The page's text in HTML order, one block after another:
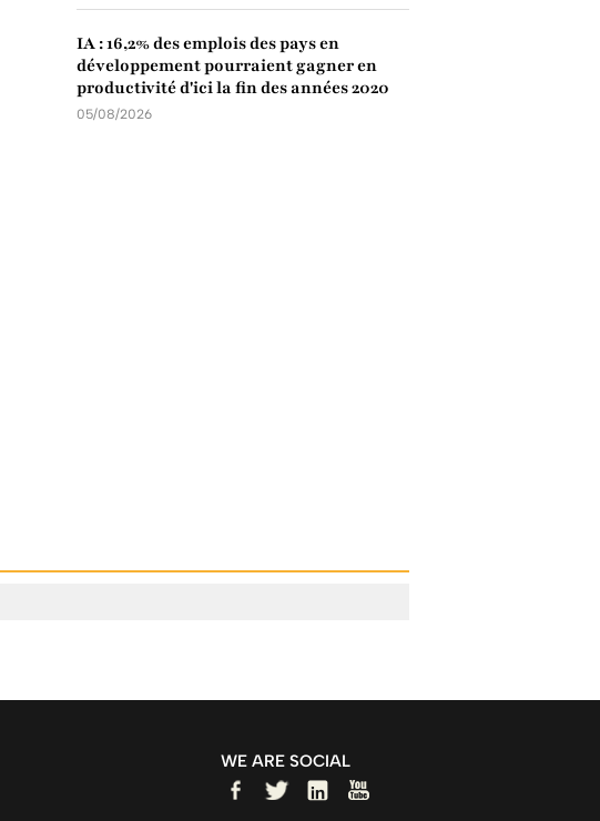
IA : 16,2% des emplois des pays en
développement pourraient gagner en
productivité d'ici la fin des années 2020
05/08/2026
WE ARE SOCIAL